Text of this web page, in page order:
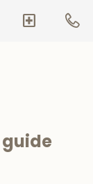
local_hospital